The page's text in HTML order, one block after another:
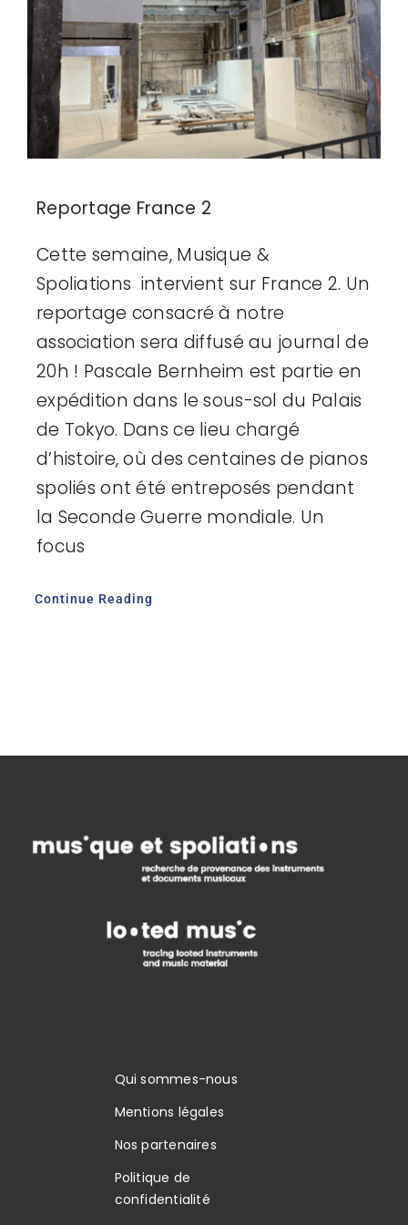
Adhésion
Mon compte
Reportage France 2
Cette semaine, Musique &
Spoliations intervient sur France 2. Un
reportage consacré à notre
association sera diffusé au journal de
20h ! Pascale Bernheim est partie en
expédition dans le sous-sol du Palais
de Tokyo. Dans ce lieu chargé
d’histoire, où des centaines de pianos
spoliés ont été entreposés pendant
la Seconde Guerre mondiale. Un
focus
Continue Reading
Qui sommes-nous
Mentions légales
Nos partenaires
Politique de
confidentialité